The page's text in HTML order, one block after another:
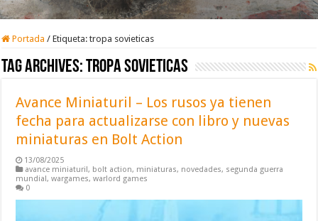
Portada / Etiqueta:tropa sovieticas
Tag Archives:tropa sovieticas
Avance Miniaturil – Los rusos ya tienen
fecha para actualizarse con libro y nuevas
miniaturas en Bolt Action
13/08/2025
avance miniaturil, bolt action, miniaturas, novedades, segunda guerra
mundial,wargames,warlord games
0